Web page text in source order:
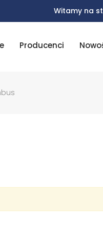
Witamy na
Producenci